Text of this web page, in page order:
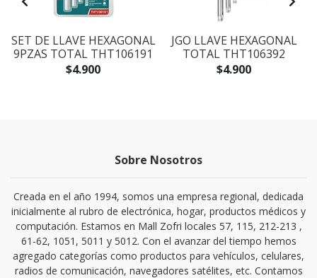
SET DE LLAVE HEXAGONAL
9PZAS TOTAL THT106191
$4.900
JGO LLAVE HEXAGONAL
TOTAL THT106392
$4.900
Sobre Nosotros
Creada en el año 1994, somos una empresa regional, dedicada
inicialmente al rubro de electrónica, hogar, productos médicos y
computación. Estamos en Mall Zofri locales 57, 115, 212-213 ,
61-62, 1051, 5011 y 5012. Con el avanzar del tiempo hemos
agregado categorías como productos para vehículos, celulares,
radios de comunicación, navegadores satélites, etc. Contamos